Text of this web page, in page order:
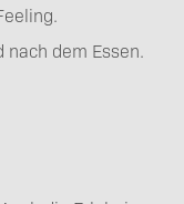
nach dem Essen.